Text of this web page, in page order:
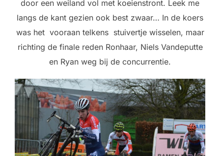
door een weiland vol met koeienstront. Leek me
langs de kant gezien ook best zwaar… In de koers
was het vooraan telkens stuivertje wisselen, maar
richting de finale reden Ronhaar, Niels Vandeputte
en Ryan weg bij de concurrentie.